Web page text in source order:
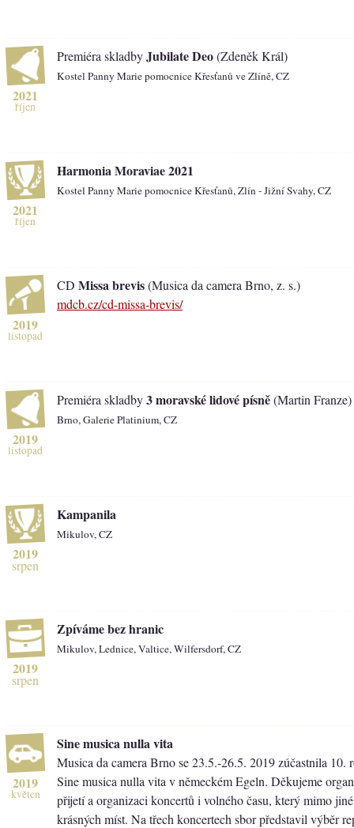
2021
říjen
Premiéra skladbyJubilate Deo(Zdeněk Král)
Kostel Panny Marie pomocnice Křesťanů ve Zlíně, CZ
2021
říjen
Harmonia Moraviae 2021
Kostel Panny Marie pomocnice Křesťanů, Zlín - Jižní Svahy, CZ
2019
listopad
CD Missa brevis(Musica da camera Brno, z. s.)
mdcb.cz/cd-missa-brevis/
2019
listopad
Premiéra skladby3 moravské lidové písně(Martin Franze)
Brno, Galerie Platinium, CZ
2019
srpen
Kampanila
Mikulov, CZ
2019
srpen
Zpíváme bez hranic
Mikulov, Lednice, Valtice, Wilfersdorf, CZ
2019
květen
Sine musica nulla vita
Musica da camera Brno se 23.5.-26.5. 2019 zúčastnila 10.
Sine musica nulla vita v německém Egeln. Děkujeme
přijetí a organizaci koncertů i volného času, který mimo
krásných míst. Na třech koncertech sbor představil výběr